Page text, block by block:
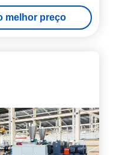
de dia diferente
melhor preço